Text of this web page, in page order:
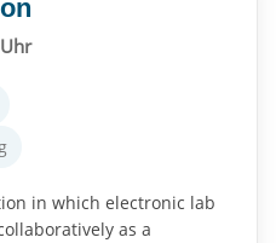
in which electronic lab
as a